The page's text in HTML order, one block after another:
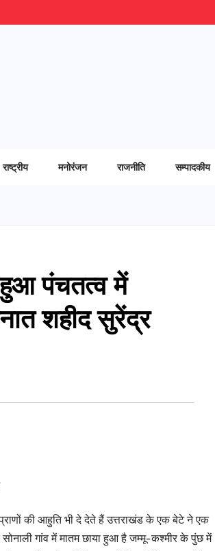
राष्ट्रीय मनोरंजन राजनीति सम्पादकीय
हुआ पंचतत्व में
शहीद सुरेंद्र
की आहुति भी दे देते हैं उत्तराखंड के एक बेटे ने एक
गांव में मातम छाया हुआ है जम्मू-कश्मीर के पुंछ में